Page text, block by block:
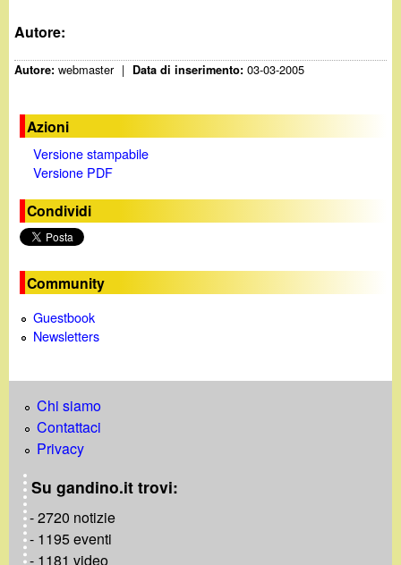
Autore:
Autore:webmaster | Data di inserimento:03-03-2005
Azioni
Versione stampabile
Versione PDF
Condividi
Community
Guestbook
Newsletters
Chi siamo
Contattaci
Privacy
Su gandino.it trovi:
- 2720 notizie
- 1195 eventi
- 1181 video